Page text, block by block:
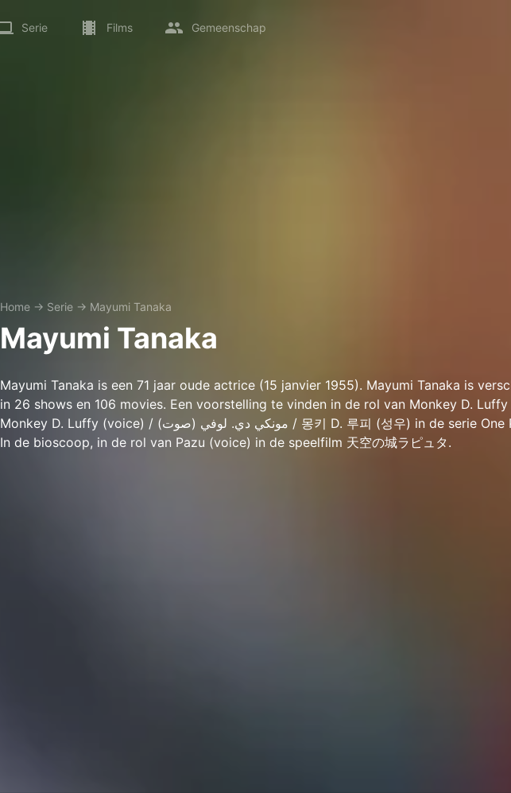
Serie Films Gemeenschap
Home → Serie → Mayumi Tanaka
Mayumi Tanaka
Mayumi Tanaka is een 71 jaar oude actrice (15 janvier 1955). Mayumi Tanaka is
in 26 shows en 106 movies. Een voorstelling te vinden in de rol van Monkey D.
Monkey D. Luffy (voice) / مونكي دي. لوفي (صوت) / 몽키 D. 루피 (성우) in de serie One Piece.
In de bioscoop, in de rol van Pazu (voice) in de speelfilm 天空の城ラピュタ.